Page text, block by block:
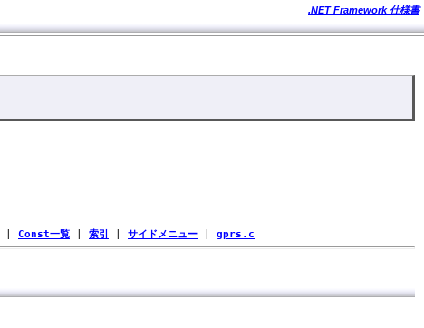
.NET Framework 仕様書
Const一覧 索引 サイドメニュー gprs.c